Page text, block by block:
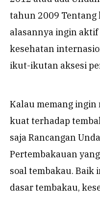
tahun 2009 Tentang
alasannya ingin
kesehatan
ikut-ikutan aksesi
Kalau memang
kuat terhadap
saja Rancangan
Pertembakauan
soal tembakau. Baik
dasar tembakau,